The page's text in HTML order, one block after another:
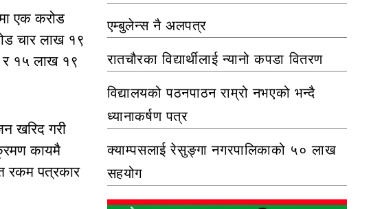
एक करोड
चार लाख १९
र १५ लाख १९
खरिद गरी
कायमै
रकम पत्रकार
एम्बुलेन्स नै अलपत्र
रातचौरका विद्यार्थीलाई न्यानो कपडा वितरण
विद्यालयको पठनपाठन राम्रो नभएको भन्दै
ध्यानाकर्षण पत्र
क्याम्पसलाई रेसुङ्गा नगरपालिकाको ५० लाख
सहयोग